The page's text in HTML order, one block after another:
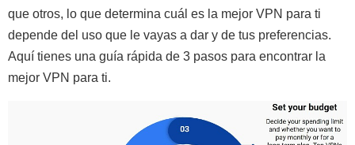
que otros, lo que determina cuál es la mejor VPN para ti
depende del uso que le vayas a dar y de tus preferencias.
Aquí tienes una guía rápida de 3 pasos para encontrar la
mejor VPN para ti.